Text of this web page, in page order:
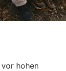
hohen